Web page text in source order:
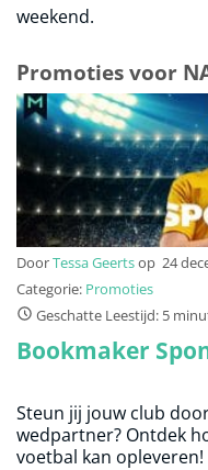
weekend.
Promoties voor
DoorTessa Geertsop 24
Categorie: Promoties
Geschatte Leestijd: 5
Bookmaker
Steun jij jouw club
wedpartner? Ontdek
voetbal kan opleveren!